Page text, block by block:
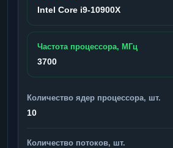
Intel Core i9-10900X
Частота процессора, МГц
3700
Количество ядер процессора, шт.
10
Количество потоков, шт.